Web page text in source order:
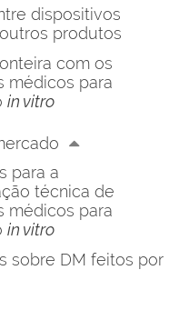
dispositivos
produtos
com os
médicos para
in vitro
para a
técnica de
médicos para
in vitro
sobre DM feitos por